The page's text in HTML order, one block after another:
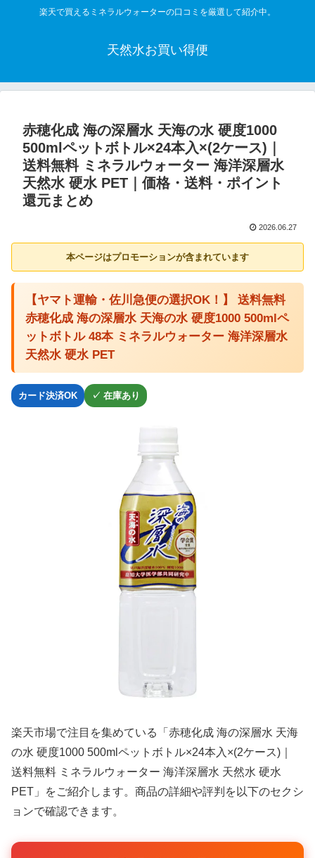
楽天で買えるミネラルウォーターの口コミを厳選して紹介中。
天然水お買い得便
赤穂化成 海の深層水 天海の水 硬度1000
500mlペットボトル×24本入×(2ケース)｜
送料無料 ミネラルウォーター 海洋深層水
天然水 硬水 PET｜価格・送料・ポイント
還元まとめ
2026.06.27
本ページはプロモーションが含まれています
【ヤマト運輸・佐川急便の選択OK！】 送料無料
赤穂化成 海の深層水 天海の水 硬度1000 500mlペ
ットボトル 48本 ミネラルウォーター 海洋深層水
天然水 硬水 PET
カード決済OK ✓ 在庫あり
楽天市場で注目を集めている「赤穂化成 海の深層水 天海
の水 硬度1000 500mlペットボトル×24本入×(2ケース)｜
送料無料 ミネラルウォーター 海洋深層水 天然水 硬水
PET」をご紹介します。商品の詳細や評判を以下のセクシ
ョンで確認できます。